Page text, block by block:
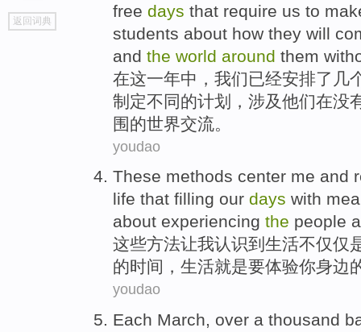
go
top
返回词典
free days that require us to
students about how they will
and the world around them
在这一年中，我们已经安排了几
制定不同的计划，涉及他们在没
围的世界交流。
youdao
These methods center me and
life that filling our days with
about experiencing the people
这些方法让我认识到 生活不仅仅
的时间 ，生活就是要体验你身边
youdao
Each March, over a thousand